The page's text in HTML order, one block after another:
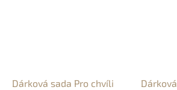
Dárková sada Pro chvíli